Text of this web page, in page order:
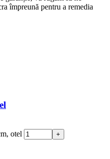
împreună pentru a remedia
otel